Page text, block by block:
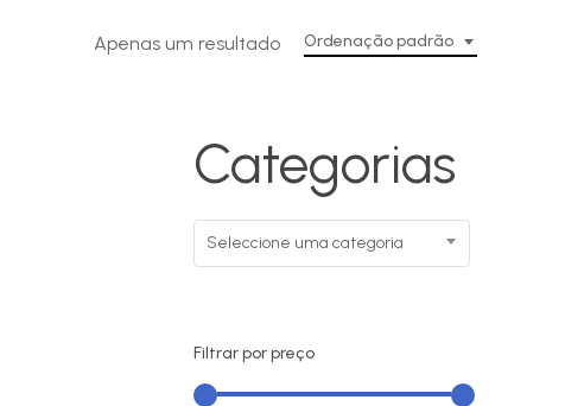
Ordenação padrão
Apenas um resultado
Categorias
Seleccione uma categoria
Filtrar por preço